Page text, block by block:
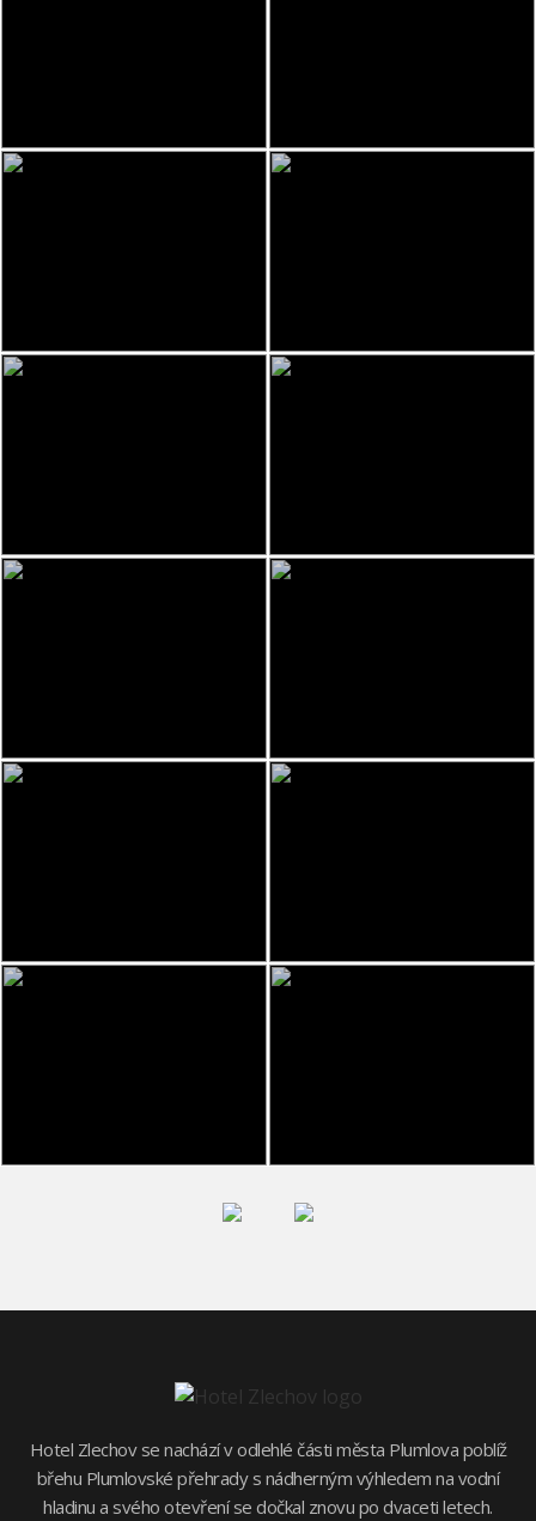
Hotel Zlechov se nachází v odlehlé části města Plumlova poblíž
břehu Plumlovské přehrady s nádherným výhledem na vodní
hladinu a svého otevření se dočkal znovu po dvaceti letech.